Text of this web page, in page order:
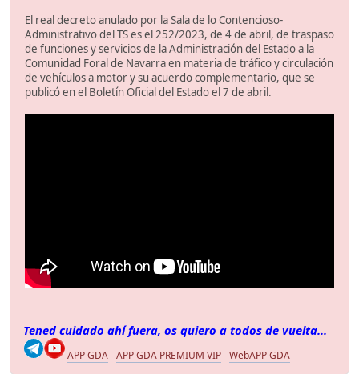
El real decreto anulado por la Sala de lo Contencioso-
Administrativo del TS es el 252/2023, de 4 de abril, de traspaso
de funciones y servicios de la Administración del Estado a la
Comunidad Foral de Navarra en materia de tráfico y circulación
de vehículos a motor y su acuerdo complementario, que se
publicó en el Boletín Oficial del Estado el 7 de abril.
Tened cuidado ahí fuera, os quiero a todos de vuelta...
APP GDA-APP GDA PREMIUM VIP-WebAPP GDA